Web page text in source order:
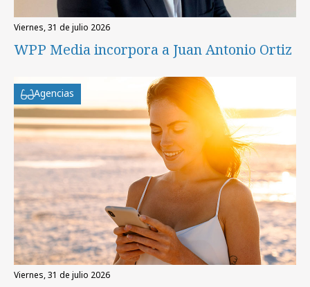
viernes, 31 de julio 2026
WPP Media incorpora a Juan Antonio Ortiz
Agencias
viernes, 31 de julio 2026